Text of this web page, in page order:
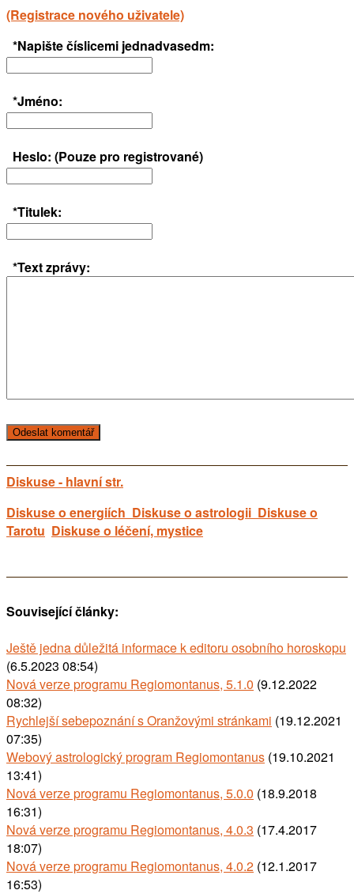
(Registrace nového uživatele)
*Napište číslicemi jednadvasedm:
*Jméno:
Heslo: (Pouze pro registrované)
*Titulek:
*Text zprávy:
Diskuse - hlavní str.
Diskuse o energiích Diskuse o astrologii Diskuse o
Tarotu Diskuse o léčení, mystice
Související články:
Ještě jedna důležitá informace k editoru osobního horoskopu
(6.5.2023 08:54)
Nová verze programu Regiomontanus, 5.1.0 (9.12.2022
08:32)
Rychlejší sebepoznání s Oranžovými stránkami (19.12.2021
07:35)
Webový astrologický program Regiomontanus (19.10.2021
13:41)
Nová verze programu Regiomontanus, 5.0.0 (18.9.2018
16:31)
Nová verze programu Regiomontanus, 4.0.3 (17.4.2017
18:07)
Nová verze programu Regiomontanus, 4.0.2 (12.1.2017
16:53)